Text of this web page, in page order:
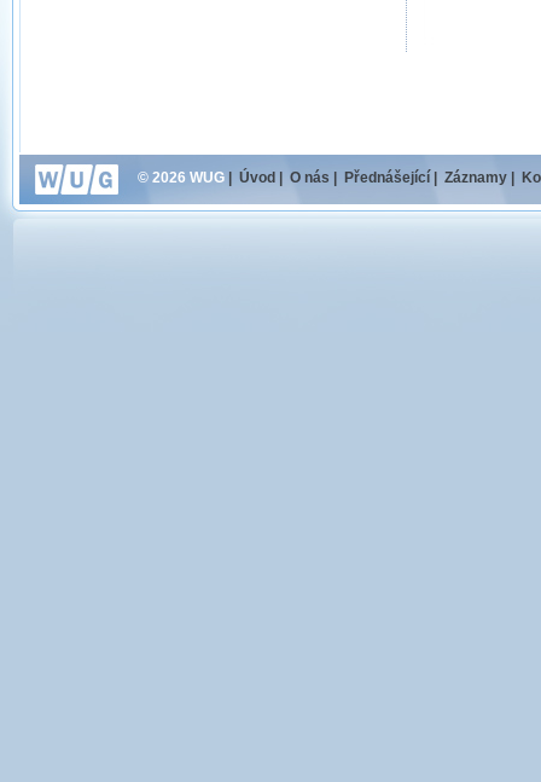
© 2026 WUG Úvod O nás Přednášející Záznamy